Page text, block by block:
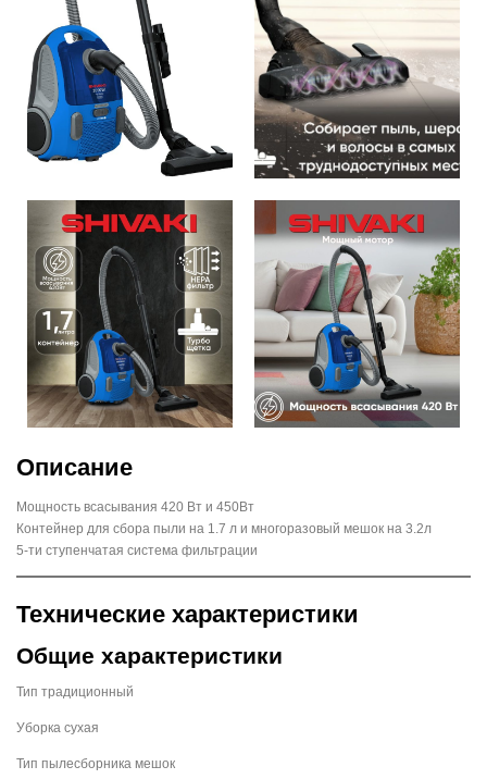
Описание
Мощность всасывания 420 Вт и 450Вт
Контейнер для сбора пыли на 1.7 л и многоразовый мешок на 3.2л
5-ти ступенчатая система фильтрации
Технические характеристики
Общие характеристики
Тип традиционный
Уборка сухая
Тип пылесборника мешок